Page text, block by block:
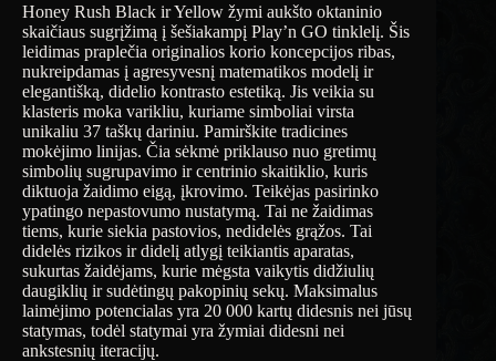
Honey Rush Black ir Yellow žymi aukšto oktaninio
skaičiaus sugrįžimą į šešiakampį Play’n GO tinklelį. Šis
leidimas praplečia originalios korio koncepcijos ribas,
nukreipdamas į agresyvesnį matematikos modelį ir
elegantišką, didelio kontrasto estetiką. Jis veikia su
klasteris moka varikliu, kuriame simboliai virsta
unikaliu 37 taškų dariniu. Pamirškite tradicines
mokėjimo linijas. Čia sėkmė priklauso nuo gretimų
simbolių sugrupavimo ir centrinio skaitiklio, kuris
diktuoja žaidimo eigą, įkrovimo. Teikėjas pasirinko
ypatingo nepastovumo nustatymą. Tai ne žaidimas
tiems, kurie siekia pastovios, nedidelės grąžos. Tai
didelės rizikos ir didelį atlygį teikiantis aparatas,
sukurtas žaidėjams, kurie mėgsta vaikytis didžiulių
daugiklių ir sudėtingų pakopinių sekų. Maksimalus
laimėjimo potencialas yra 20 000 kartų didesnis nei jūsų
statymas, todėl statymai yra žymiai didesni nei
ankstesnių iteracijų.